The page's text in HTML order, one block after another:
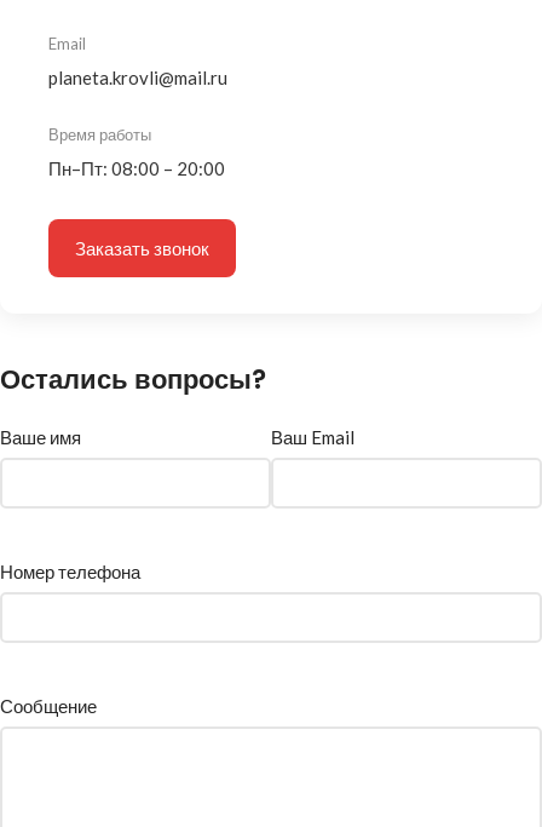
Email
planeta.krovli@mail.ru
Время работы
Пн–Пт: 08:00 – 20:00
Заказать звонок
Остались вопросы?
Ваше имя Ваш Email
Номер телефона
Сообщение